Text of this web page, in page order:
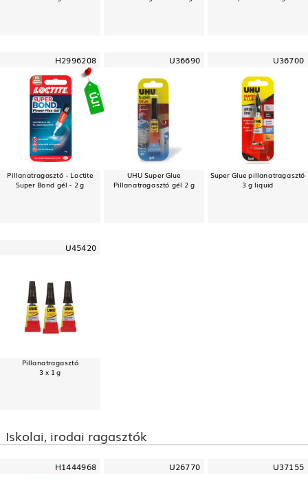
H2996208
Pillanatragasztó - Loctite
Super Bond gél - 2 g
U36690
UHU Super Glue
Pillanatragasztó gél 2 g
U36700
Super Glue pillanatragasztó
3 g liquid
U45420
Pillanatragasztó
3 x 1 g
Iskolai, irodai ragasztók
H1444968 U26770 U37155